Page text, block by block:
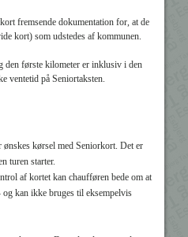
fremsende dokumentation for, at de
kort) som udstedes af kommunen.
den første kilometer er inklusiv i den
ventetid på Senior­taksten.
kørsel med Seniorkort. Det er
turen starter.
af kortet kan chaufføren bede om at
kan ikke bruges til eksempelvis